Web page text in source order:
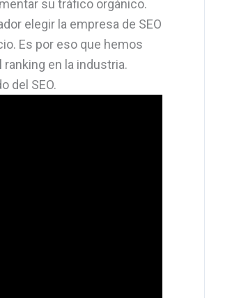
su tráfico orgánico.
elegir la empresa de SEO
Es por eso que hemos
en la industria.
del SEO.